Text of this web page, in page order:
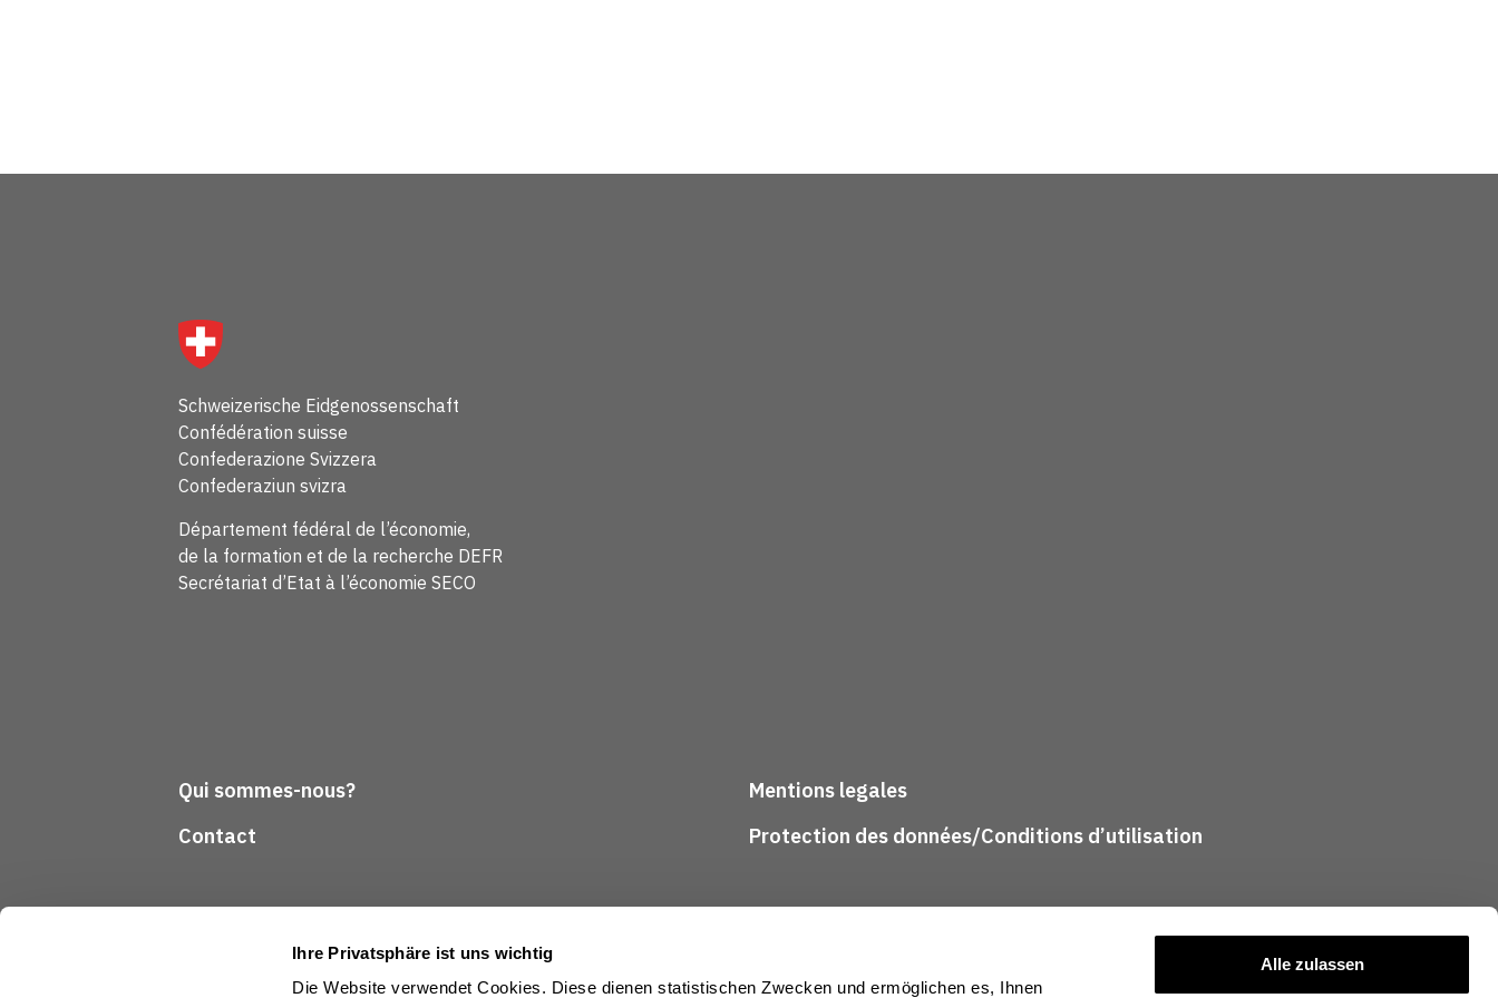
Ihre Privatsphäre ist uns wichtig
Die Website verwendet Cookies. Diese dienen statistischen Zwecken und ermöglichen es, Ihnen
Alle zulassen
Schweizerische Eidgenossenschaft
Confédération suisse
Confederazione Svizzera
Confederaziun svizra
Département fédéral de l’économie,
de la formation et de la recherche DEFR
Secrétariat d’Etat à l’économie SECO
Qui sommes-nous?
Contact
Mentions legales
Protection des données/Conditions d’utilisation